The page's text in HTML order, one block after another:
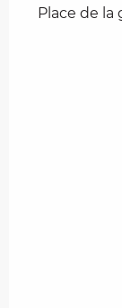
Place de la